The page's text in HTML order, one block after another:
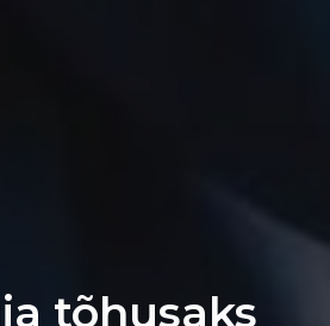
tõhusaks